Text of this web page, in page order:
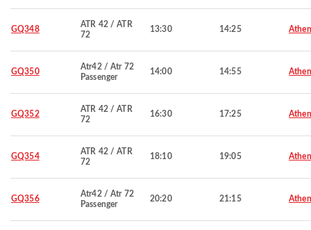
GQ348
ATR 42 / ATR
72
13:30 14:25
GQ350
Atr42 / Atr 72
Passenger
14:00 14:55
GQ352
ATR 42 / ATR
72
16:30 17:25
GQ354
ATR 42 / ATR
72
18:10 19:05
GQ356
Atr42 / Atr 72
Passenger
20:20 21:15